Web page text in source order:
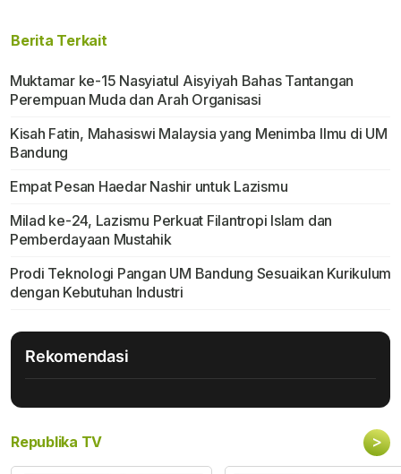
Berita Terkait
Muktamar ke-15 Nasyiatul Aisyiyah Bahas Tantangan
Perempuan Muda dan Arah Organisasi
Kisah Fatin, Mahasiswi Malaysia yang Menimba Ilmu di UM
Bandung
Empat Pesan Haedar Nashir untuk Lazismu
Milad ke-24, Lazismu Perkuat Filantropi Islam dan
Pemberdayaan Mustahik
Prodi Teknologi Pangan UM Bandung Sesuaikan Kurikulum
dengan Kebutuhan Industri
Rekomendasi
Republika TV >